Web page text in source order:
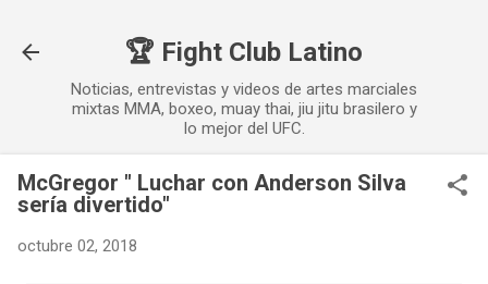
🏆 Fight Club Latino
Noticias, entrevistas y videos de artes marciales
mixtas MMA, boxeo, muay thai, jiu jitu brasilero y
lo mejor del UFC.
McGregor " Luchar con Anderson Silva
sería divertido"
octubre 02, 2018